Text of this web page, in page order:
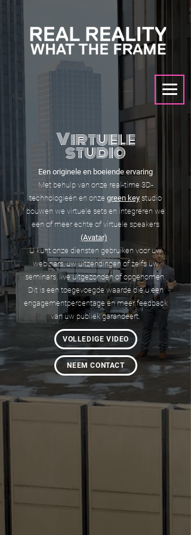
Virtuele
studio
Een originele en boeiende ervaring
Met behulp van onze real-time 3D-
technologieën en onze green key studio
bouwen we virtuele sets en integreren we
een of meer echte of virtuele speakers
(Avatar) .
U kunt onze diensten gebruiken voor uw
webinars, uw uitzendingen of zelfs uw
seminars, live uitgezonden of opgenomen.
Dit is een toegevoegde waarde die u een
engagementpercentage en meer feedback
van uw publiek garandeert.
VOLLEDIGE VIDEO
NEEM CONTACT